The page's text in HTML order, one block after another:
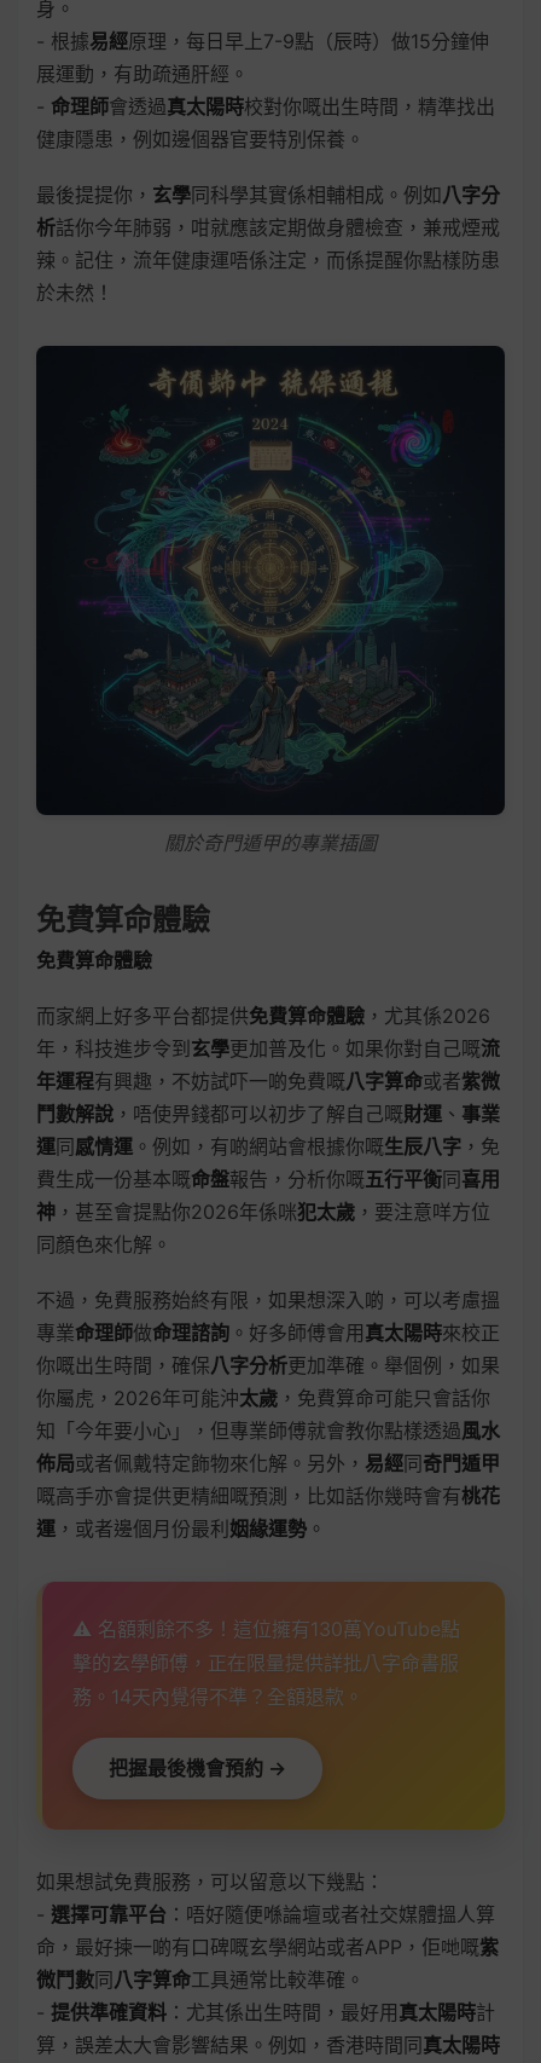
身。
- 根據易經原理，每日早上7-9點（辰時）做15分鐘伸
展運動，有助疏通肝經。
- 命理師會透過真太陽時校對你嘅出生時間，精準找出
健康隱患，例如邊個器官要特別保養。
最後提提你， 玄學同科學其實係相輔相成。例如八字分
析話你今年肺弱，咁就應該定期做身體檢查，兼戒煙戒
辣。記住，流年健康運唔係注定，而係提醒你點樣防患
於未然！
關於奇門遁甲的專業插圖
免費算命體驗
免費算命體驗
而家網上好多平台都提供免費算命體驗 ，尤其係2026
年，科技進步令到 玄學更加普及化。如果你對自己嘅流
年運程有興趣，不妨試吓一啲免費嘅八字算命或者紫微
鬥數解說 ，唔使畀錢都可以初步了解自己嘅財運 、 事業
運同感情運 。例如，有啲網站會根據你嘅生辰八字 ，免
費生成一份基本嘅命盤報告，分析你嘅五行平衡同喜用
神 ，甚至會提點你2026年係咪犯太歲 ，要注意咩方位
同顏色來化解。
不過，免費服務始終有限，如果想深入啲，可以考慮搵
專業命理師做命理諮詢 。好多師傅會用 真太陽時來校正
你嘅出生時間，確保八字分析更加準確。舉個例，如果
你屬虎，2026年可能沖太歲 ，免費算命可能只會話你
知「今年要小心」，但專業師傅就會教你點樣透過風水
佈局或者佩戴特定飾物來化解。另外， 易經同奇門遁甲
嘅高手亦會提供更精細嘅預測，比如話你幾時會有桃花
運 ，或者邊個月份最利 姻緣運勢 。
⚠️ 名額剩餘不多！這位擁有130萬YouTube點
擊的玄學師傅，正在限量提供詳批八字命書服
務。14天內覺得不準？全額退款。
把握最後機會預約 →
如果想試免費服務，可以留意以下幾點：
- 選擇可靠平台 ：唔好隨便喺論壇或者社交媒體搵人算
命，最好揀一啲有口碑嘅玄學網站或者APP，佢哋嘅紫
微鬥數同八字算命工具通常比較準確。
- 提供準確資料 ：尤其係出生時間，最好用 真太陽時計
算，誤差太大會影響結果。例如，香港時間同真太陽時